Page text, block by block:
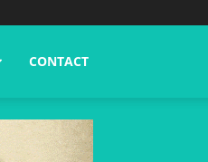
CONTACT